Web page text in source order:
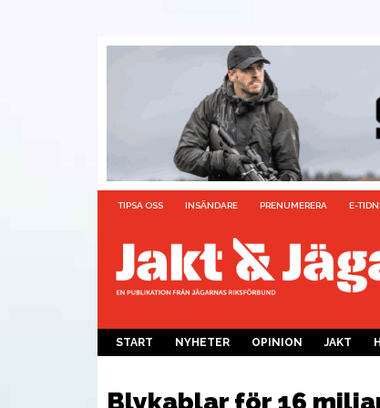
TIPSA OSS INSÄNDARE PRENUMERERA E-
START NYHETER OPINION JAKT
Blykablar för 16